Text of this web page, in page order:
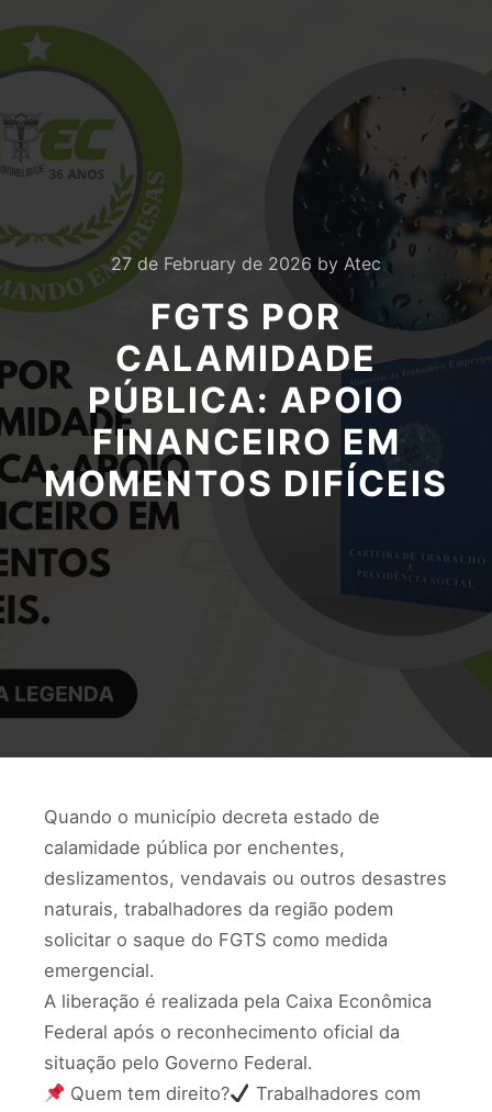
27 de February de 2026 by Atec
FGTS POR
CALAMIDADE
PÚBLICA: APOIO
FINANCEIRO EM
MOMENTOS DIFÍCEIS
Quando o município decreta estado de
calamidade pública por enchentes,
deslizamentos, vendavais ou outros desastres
naturais, trabalhadores da região podem
solicitar o saque do FGTS como medida
emergencial.
A liberação é realizada pela Caixa Econômica
Federal após o reconhecimento oficial da
situação pelo Governo Federal.
Quem tem direito?
Trabalhadores com